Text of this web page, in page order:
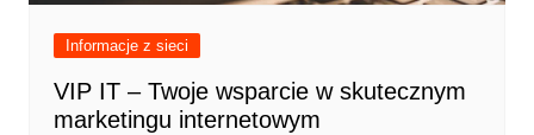
Informacje z sieci
VIP IT – Twoje wsparcie w skutecznym
marketingu internetowym